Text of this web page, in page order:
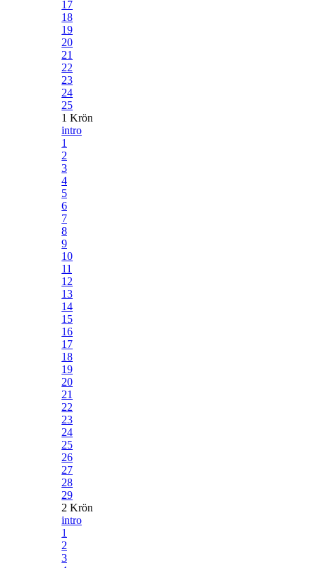
17
18
19
20
21
22
23
24
25
1 Krön
intro
1
2
3
4
5
6
7
8
9
10
11
12
13
14
15
16
17
18
19
20
21
22
23
24
25
26
27
28
29
2 Krön
intro
1
2
3